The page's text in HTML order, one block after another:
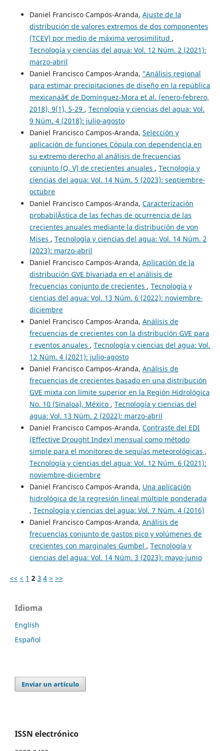
Daniel Francisco Campos-Aranda, Ajuste de la
distribución de valores extremos de dos componentes
(TCEV) por medio de máxima verosimilitud ,
Tecnología y ciencias del agua: Vol. 12 Núm. 2 (2021):
marzo-abril
Daniel Francisco Campos-Aranda, "Análisis regional
para estimar precipitaciones de diseño en la república
mexicanaâ€ de Domínguez-Mora et al. (enero-febrero,
2018), 9(1), 5-29 , Tecnología y ciencias del agua: Vol.
9 Núm. 4 (2018): julio-agosto
Daniel Francisco Campos-Aranda, Selección y
aplicación de funciones Cópula con dependencia en
su extremo derecho al análisis de frecuencias
conjunto (Q, V) de crecientes anuales , Tecnología y
ciencias del agua: Vol. 14 Núm. 5 (2023): septiembre-
octubre
Daniel Francisco Campos-Aranda, Caracterización
probabilÃ­stica de las fechas de ocurrencia de las
crecientes anuales mediante la distribución de von
Mises , Tecnología y ciencias del agua: Vol. 14 Núm. 2
(2023): marzo-abril
Daniel Francisco Campos-Aranda, Aplicación de la
distribución GVE bivariada en el análisis de
frecuencias conjunto de crecientes , Tecnología y
ciencias del agua: Vol. 13 Núm. 6 (2022): noviembre-
diciembre
Daniel Francisco Campos-Aranda, Análisis de
frecuencias de crecientes con la distribución GVE para
r eventos anuales , Tecnología y ciencias del agua: Vol.
12 Núm. 4 (2021): julio-agosto
Daniel Francisco Campos-Aranda, Análisis de
frecuencias de crecientes basado en una distribución
GVE mixta con límite superior en la Región Hidrológica
No. 10 (Sinaloa), México , Tecnología y ciencias del
agua: Vol. 13 Núm. 2 (2022): marzo-abril
Daniel Francisco Campos-Aranda, Contraste del EDI
(Effective Drought Index) mensual como método
simple para el monitoreo de sequías meteorológicas ,
Tecnología y ciencias del agua: Vol. 12 Núm. 6 (2021):
noviembre-diciembre
Daniel Francisco Campos-Aranda, Una aplicación
hidrológica de la regresión lineal múltiple ponderada
, Tecnología y ciencias del agua: Vol. 7 Núm. 4 (2016)
Daniel Francisco Campos-Aranda, Análisis de
frecuencias conjunto de gastos pico y volúmenes de
crecientes con marginales Gumbel , Tecnología y
ciencias del agua: Vol. 14 Núm. 3 (2023): mayo-junio
<< < 1 2 3 4 > >>
Idioma
English
Español
Enviar un artículo
ISSN electrónico